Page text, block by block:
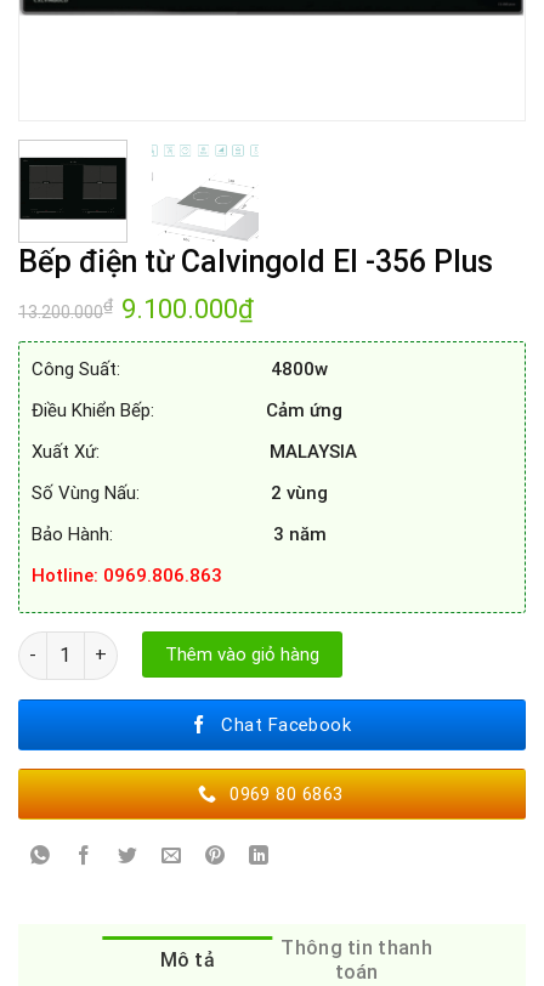
Bếp điện từ Calvingold EI -356 Plus
13.200.000₫ Giá
gốc
là:
9.100.000₫Giá
tại
9.100.000₫.
Công Suất:
4800w
Điều Khiển Bếp: Cảm ứng
Xuất Xứ:
MALAYSIA
Số Vùng Nấu: 2 vùng
Bảo Hành: 3 năm
Hotline: 0969.806.863
Bếp điện từ Calvingold EI -356 Plus số lượng
Thêm vào giỏ hàng
Chat Facebook
0969 80 6863
Mô tả
Thông tin thanh
toán